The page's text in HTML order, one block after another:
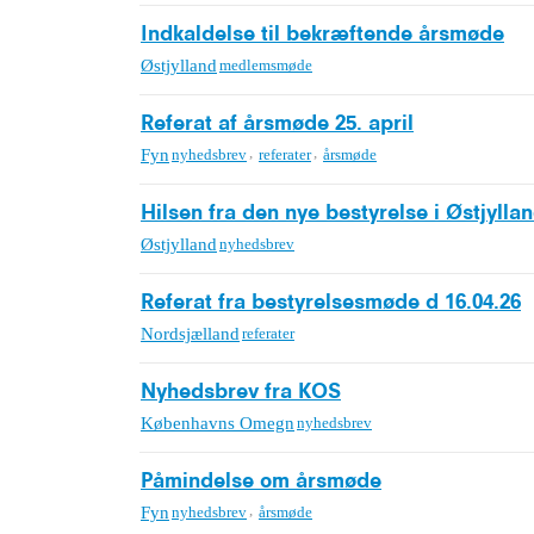
Indkaldelse til bekræftende årsmøde
Østjylland medlemsmøde
Referat af årsmøde 25. april
Fyn nyhedsbrev , referater , årsmøde
Hilsen fra den nye bestyrelse i
Østjylland nyhedsbrev
Referat fra bestyrelsesmøde d 16.04.26
Nordsjælland referater
Nyhedsbrev fra KOS
Københavns Omegn nyhedsbrev
Påmindelse om årsmøde
Fyn nyhedsbrev , årsmøde